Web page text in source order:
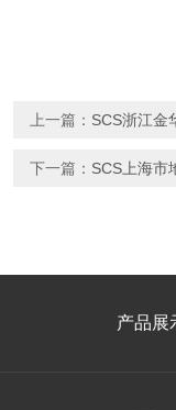
上一篇： SCS浙江金
下一篇： SCS上海市
产品展